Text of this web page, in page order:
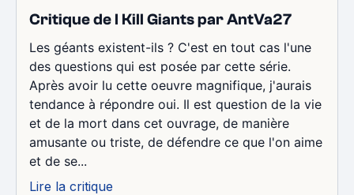
Critique de I Kill Giants par AntVa27
Les géants existent-ils ? C'est en tout cas l'une
des questions qui est posée par cette série.
Après avoir lu cette oeuvre magnifique, j'aurais
tendance à répondre oui. Il est question de la vie
et de la mort dans cet ouvrage, de manière
amusante ou triste, de défendre ce que l'on aime
et de se...
Lire la critique